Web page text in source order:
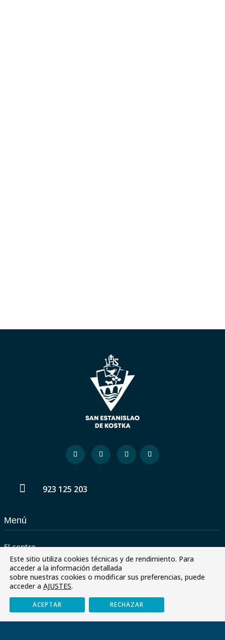
 923 125 203
Menú
El centro
Servicios
Paraescolares
Contactar
Envía tu CV
Este sitio utiliza cookies técnicas y de rendimiento. Para
acceder a la información detallada
sobre nuestras cookies o modificar sus preferencias, puede
acceder a AJUSTES.
ACEPTAR RECHAZAR